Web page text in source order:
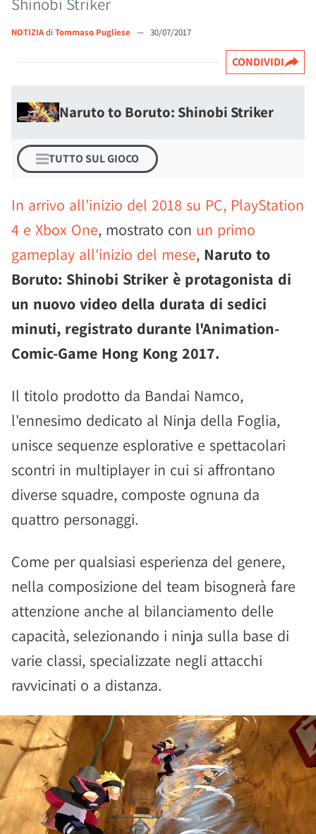
Shinobi Striker
NOTIZIAdi Tommaso Pugliese — 30/07/2017
CONDIVIDI
Naruto to Boruto: Shinobi Striker
TUTTO SUL GIOCO
In arrivo all'inizio del 2018 su PC, PlayStation
4 e Xbox One, mostrato con un primo
gameplay all'inizio del mese, Naruto to
Boruto: Shinobi Striker è protagonista di
un nuovo video della durata di sedici
minuti, registrato durante l'Animation-
Comic-Game Hong Kong 2017.
Il titolo prodotto da Bandai Namco,
l'ennesimo dedicato al Ninja della Foglia,
unisce sequenze esplorative e spettacolari
scontri in multiplayer in cui si affrontano
diverse squadre, composte ognuna da
quattro personaggi.
Come per qualsiasi esperienza del genere,
nella composizione del team bisognerà fare
attenzione anche al bilanciamento delle
capacità, selezionando i ninja sulla base di
varie classi, specializzate negli attacchi
ravvicinati o a distanza.